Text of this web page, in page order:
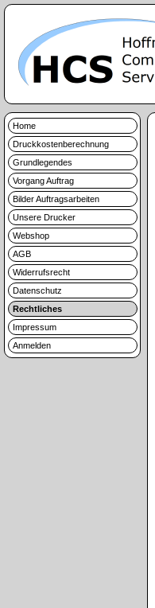
Home
Druckkostenberechnung
Grundlegendes
Vorgang Auftrag
Bilder Auftragsarbeiten
Unsere Drucker
Webshop
AGB
Widerrufsrecht
Datenschutz
Rechtliches
Impressum
Anmelden